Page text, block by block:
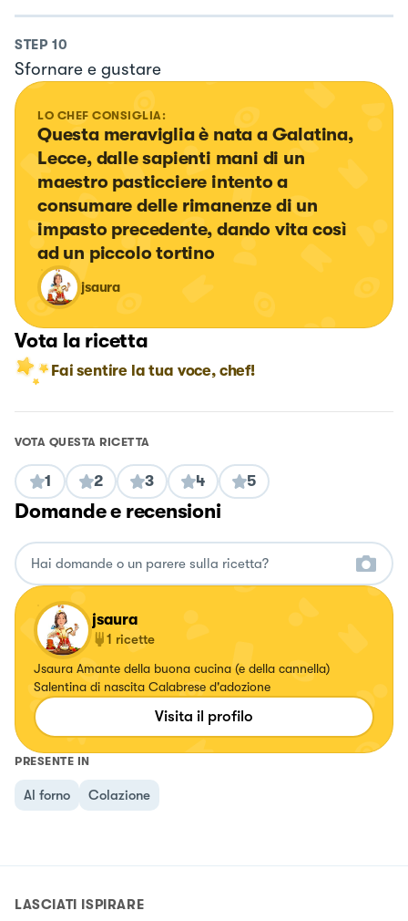
STEP 10
Sfornare e gustare
LO CHEF CONSIGLIA:
Questa meraviglia è nata a Galatina,
Lecce, dalle sapienti mani di un
maestro pasticciere intento a
consumare delle rimanenze di un
impasto precedente, dando vita così
ad un piccolo tortino
jsaura
Vota la ricetta
Fai sentire la tua voce, chef!
VOTA QUESTA RICETTA
1 2 3 4 5
Domande e recensioni
jsaura
1 ricette
Jsaura Amante della buona cucina (e della cannella)
Salentina di nascita Calabrese d'adozione
Visita il profilo
PRESENTE IN
Al forno Colazione
LASCIATI ISPIRARE